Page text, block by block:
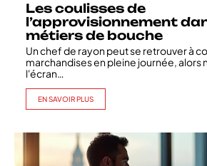
Les coulisses de
l’approvisionnement
métiers de bouche
Un chef de rayon peut se retrouver à
marchandises en pleine journée, alors
l'écran…
EN SAVOIR PLUS